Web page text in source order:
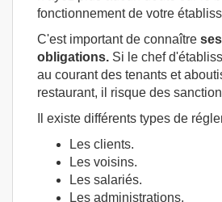
fonctionnement de votre
C'est important de connaître
obligations. Si le chef
au courant des tenants et
restaurant, il risque des
Il existe différents types de
Les clients.
Les voisins.
Les salariés.
Les administrations.